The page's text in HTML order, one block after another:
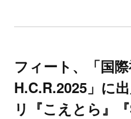
フィート、「国
H.C.R.2025」に
リ『こえとら』